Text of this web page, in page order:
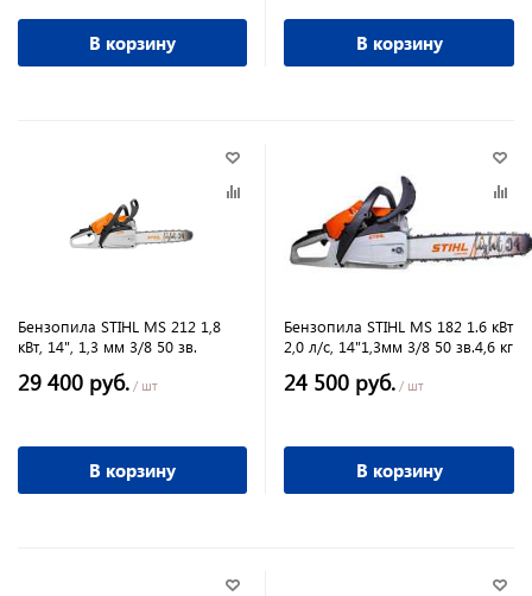
В корзину В корзину
Бензопила STIHL MS 212 1,8
кВт, 14", 1,3 мм 3/8 50 зв.
29 400 руб. / шт
В корзину
Бензопила STIHL MS 182 1.6 кВт
2,0 л/с, 14"1,3мм 3/8 50 зв.4,6 кг
24 500 руб. / шт
В корзину